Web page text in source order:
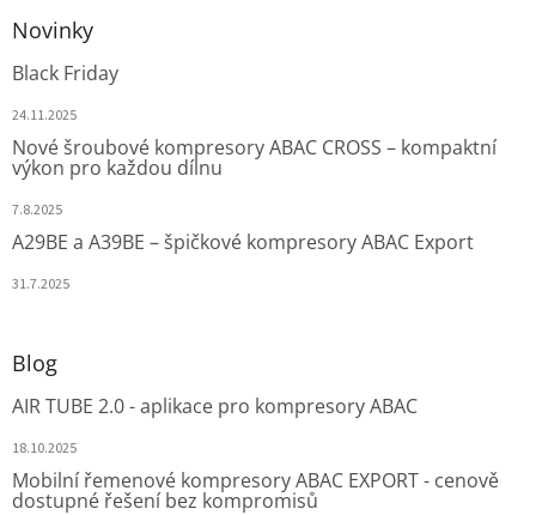
Novinky
Black Friday
24.11.2025
Nové šroubové kompresory ABAC CROSS – kompaktní
výkon pro každou dílnu
7.8.2025
A29BE a A39BE – špičkové kompresory ABAC Export
31.7.2025
Blog
AIR TUBE 2.0 - aplikace pro kompresory ABAC
18.10.2025
Mobilní řemenové kompresory ABAC EXPORT - cenově
dostupné řešení bez kompromisů